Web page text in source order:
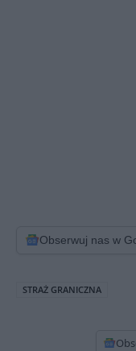
Obserwuj nas w
STRAŻ GRANICZNA